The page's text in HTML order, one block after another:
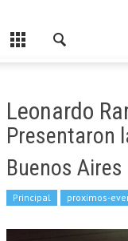
Leonardo
Presentaron
Buenos Aires
Principal proximos-